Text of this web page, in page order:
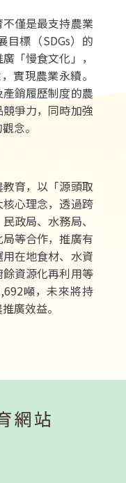
僅是最支持農業
目標（SDGs）的
「慢食文化」，
實現農業永續。
銷履歷制度的農
爭力，同時加強
念。
育，以「源頭取
心理念，透過跨
政局、水務局、
等合作，推廣有
在地食材、水資
資源化再利用等
噸，未來將持
廣效益。